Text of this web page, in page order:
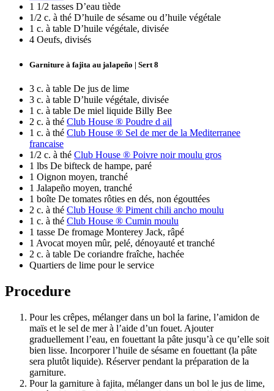
1 1/2 tasses D’eau tiède
1/2 c. à thé D’huile de sésame ou d’huile végétale
1 c. à table D’huile végétale, divisée
4 Oeufs, divisés
Garniture à fajita au jalapeño | Sert 8
3 c. à table De jus de lime
3 c. à table D’huile végétale, divisée
1 c. à table De miel liquide Billy Bee
2 c. à thé Club House ® Poudre d ail
1 c. à thé Club House ® Sel de mer de la Mediterranee
francaise
1/2 c. à thé Club House ® Poivre noir moulu gros
1 lbs De bifteck de hampe, paré
1 Oignon moyen, tranché
1 Jalapeño moyen, tranché
1 boîte De tomates rôties en dés, non égouttées
2 c. à thé Club House ® Piment chili ancho moulu
1 c. à thé Club House ® Cumin moulu
1 tasse De fromage Monterey Jack, râpé
1 Avocat moyen mûr, pelé, dénoyauté et tranché
2 c. à table De coriandre fraîche, hachée
Quartiers de lime pour le service
Procedure
Pour les crêpes, mélanger dans un bol la farine, l’amidon de
maïs et le sel de mer à l’aide d’un fouet. Ajouter
graduellement l’eau, en fouettant la pâte jusqu’à ce qu’elle soit
bien lisse. Incorporer l’huile de sésame en fouettant (la pâte
sera plutôt liquide). Réserver pendant la préparation de la
garniture.
Pour la garniture à fajita, mélanger dans un bol le jus de lime,